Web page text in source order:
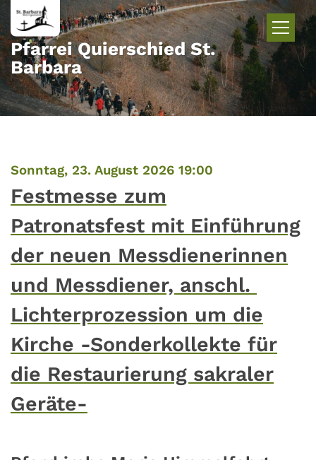
Zum Inhalt springen
Pfarrei Quierschied St.
Barbara
Sonntag, 23. August 2026 19:00
Festmesse zum
Patronatsfest mit Einführung
der neuen Messdienerinnen
und Messdiener, anschl.
Lichterprozession um die
Kirche -Sonderkollekte für
die Restaurierung sakraler
Geräte-